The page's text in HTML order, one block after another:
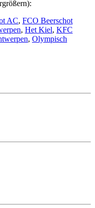
AC, FCO Beerschot
, Het Kiel, KFC
, Olympisch